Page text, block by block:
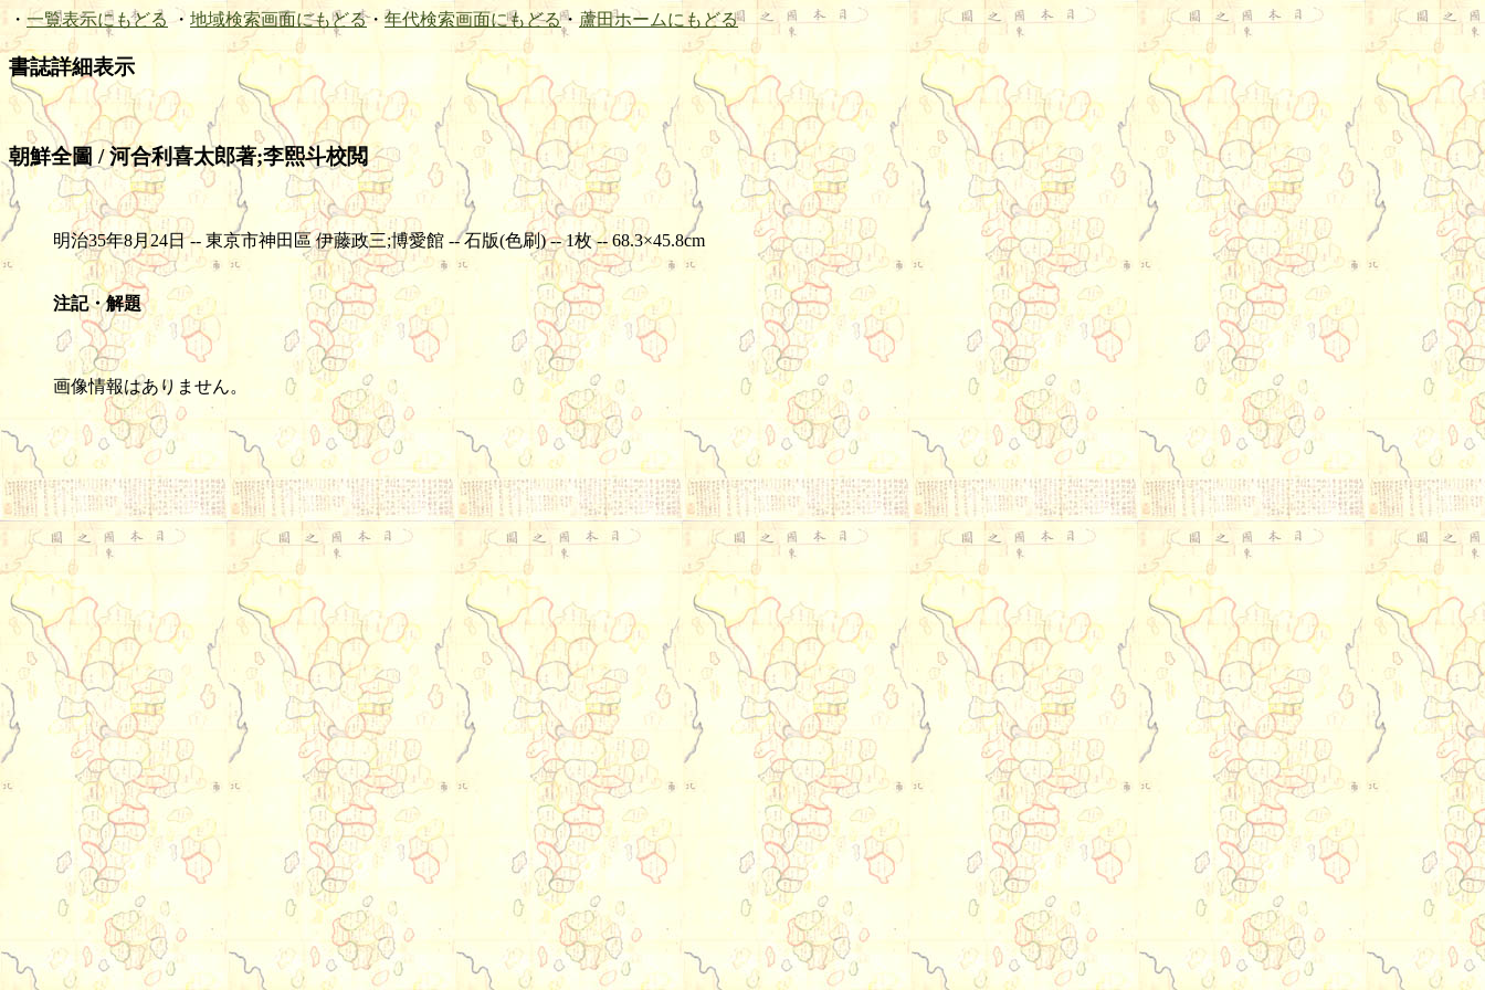
・ 一覧表示にもどる ・ 地域検索画面にもどる・ 年代検索画面にもどる・ 蘆田ホームにもどる
書誌詳細表示
朝鮮全圖 / 河合利喜太郎著;李熙斗校閲
明治35年8月24日 -- 東京市神田區 伊藤政三;博愛館 -- 石版(色刷) -- 1枚 -- 68.3×45.8cm
注記・解題
画像情報はありません。